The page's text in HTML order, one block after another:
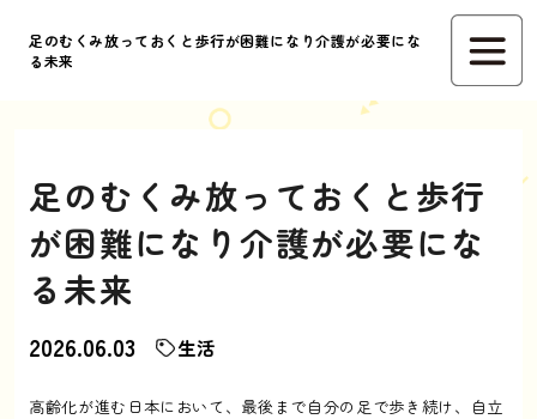
足のむくみ放っておくと歩行が困難になり介護が必要にな
る未来
足のむくみ放っておくと歩行
が困難になり介護が必要にな
る未来
2026.06.03 生活
高齢化が進む日本において、最後まで自分の足で歩き続け、自立